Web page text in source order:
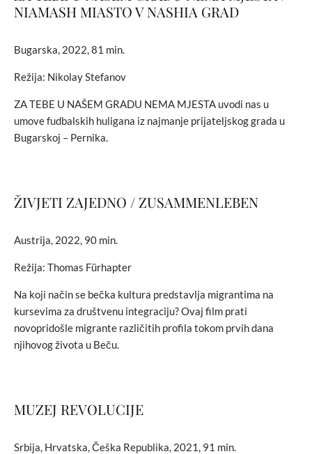
NIAMASH MIASTO V NASHIA GRAD
Bugarska, 2022, 81 min.
Režija: Nikolay Stefanov
ZA TEBE U NAŠEM GRADU NEMA MJESTA uvodi nas u
umove fudbalskih huligana iz najmanje prijateljskog grada u
Bugarskoj – Pernika.
ŽIVJETI ZAJEDNO / ZUSAMMENLEBEN
Austrija, 2022, 90 min.
Režija: Thomas Fürhapter
Na koji način se bečka kultura predstavlja migrantima na
kursevima za društvenu integraciju? Ovaj film prati
novopridošle migrante različitih profila tokom prvih dana
njihovog života u Beču.
MUZEJ REVOLUCIJE
Srbija, Hrvatska, Češka Republika, 2021, 91 min.